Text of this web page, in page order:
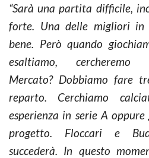
“Sarà una partita difficile,
forte. Una delle migliori
bene. Però quando
esaltiamo,
Mercato? Dobbiamo fare
reparto. Cerchiamo
esperienza in serie A
progetto. Floccari e
succederà. In questo